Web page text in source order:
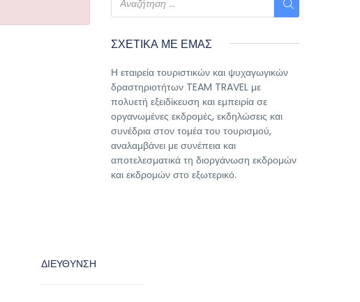
ΣΧΕΤΙΚΑ ΜΕ ΕΜΑΣ
Η εταιρεία τουριστικών και ψυχαγωγικών
δραστηριοτήτων TEAM TRAVEL με
πολυετή εξειδίκευση και εμπειρία σε
οργανωμένες εκδρομές, εκδηλώσεις και
συνέδρια στον τομέα του τουρισμού,
αναλαμβάνει με συνέπεια και
αποτελεσματικά τη διοργάνωση εκδρομών
και εκδρομών στο εξωτερικό.
ΔΙΕΥΘΥΝΣΗ